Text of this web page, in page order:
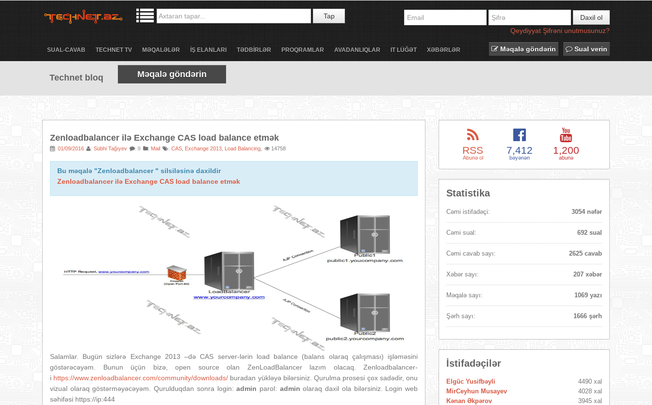
Tap
Daxil ol
Qeydiyyat Şifrəni unutmusunuz?
SUAL-CAVAB TECHNET TV MƏQALƏLƏR İŞ ELANLARI TƏDBİRLƏR PROQRAMLAR AVADANLIQLAR IT LÜĞƏT XƏBƏRLƏR Məqalə göndərin Sual verin
Technet bloq Məqalə göndərin
Zenloadbalancer ilə Exchange CAS load balance etmək
: 01/09/2016 : Sübhi Tağıyev : 0 : Mail : CAS Exchange 2013 Load Balancing 14758
Bu məqalə "Zenloadbalancer " silsiləsinə daxildir
Zenloadbalancer ilə Exchange CAS load balance etmək
Salamlar. Bugün sizlərə Exchange 2013 –də CAS server-lərin load balance (balans olaraq çalışması) işləməsini
göstərəcəyəm. Bunun üçün bizə, open source olan ZenLoadBalancer lazım olacaq. Zenloadbalancer-
i https://www.zenloadbalancer.com/community/downloads/ buradan yükləyə bilərsiniz. Qurulma prosesi çox sadədir, onu
vizual olaraq göstərməyəcəyəm. Qurulduqdan sonra login:admin parol: adminolaraq daxil ola bilərsiniz. Login web
səhifəsi https://ip:444
RSS
Abunə ol
7,412
bəyənən
1,200
abunə
Statistika
Cəmi istifadəçi: 3054 nəfər
Cəmi sual: 692 sual
Cəmi cavab sayı: 2625 cavab
Xəbər sayı: 207 xəbər
Məqalə sayı: 1069 yazı
Şərh sayı: 1666 şərh
İstifadəçilər
Elgüc Yusifbəyli
4490 xal
MirCeyhun Musayev
4028 xal
Kənan Əkpərov
3945 xal